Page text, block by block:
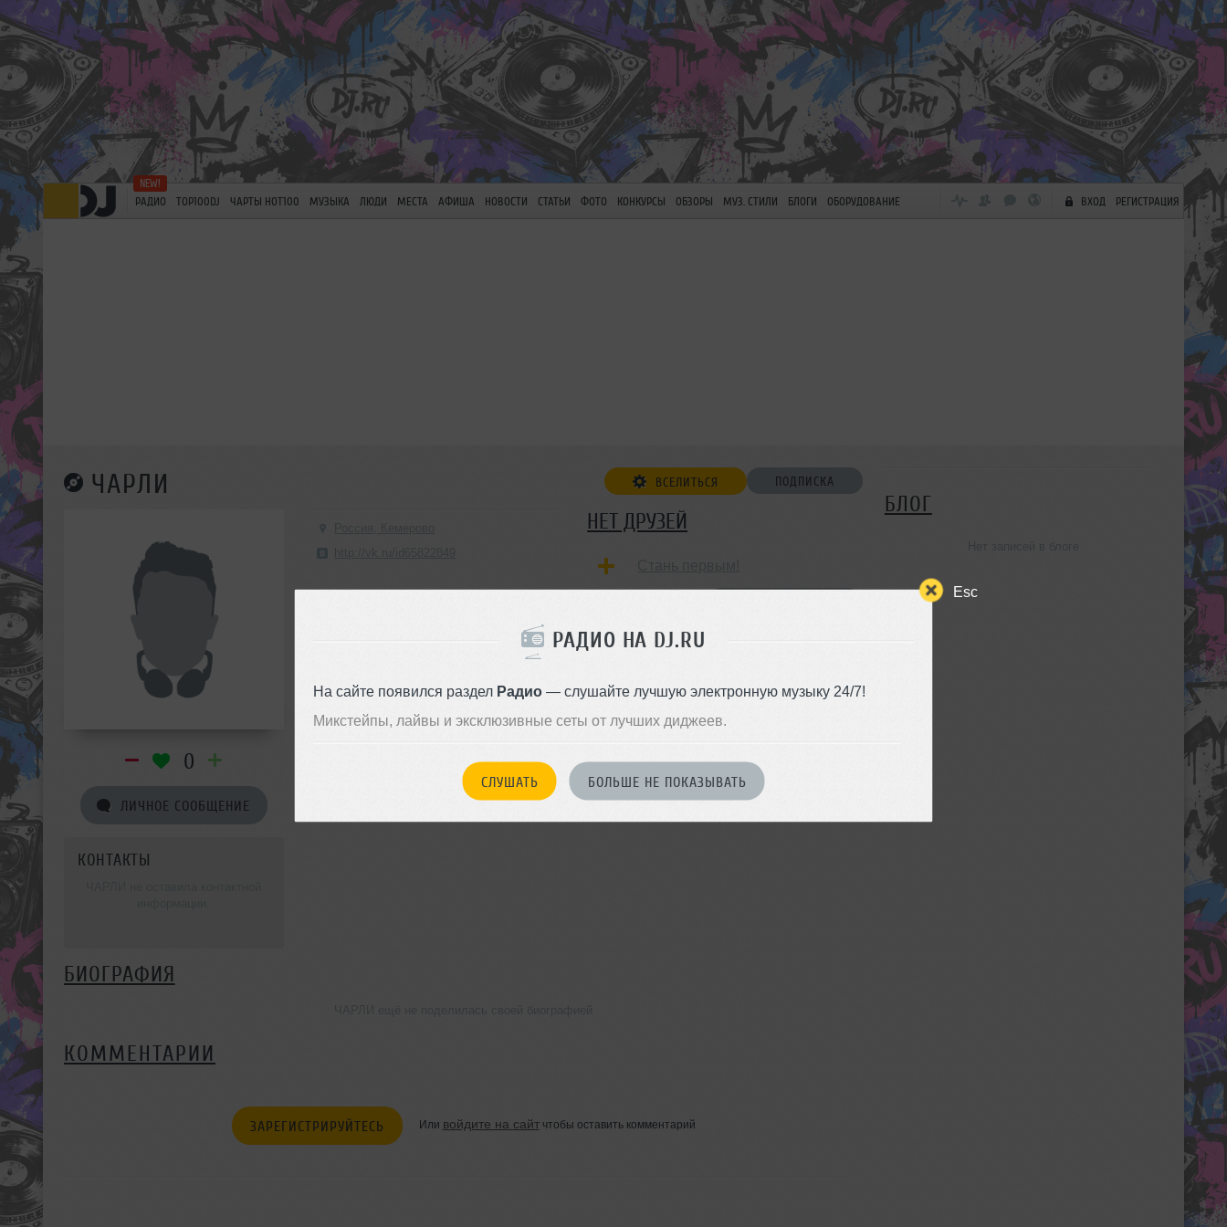
Esc
РАДИО НА DJ.RU
На сайте появился раздел Радио— слушайте лучшую электронную музыку 24/7!
Микстейпы, лайвы и эксклюзивные сеты от лучших диджеев.
СЛУШАТЬ БОЛЬШЕ НЕ ПОКАЗЫВАТЬ
РАДИО TOP100DJ ЧАРТЫ HOT100 МУЗЫКА ЛЮДИ МЕСТА АФИША НОВОСТИ СТАТЬИ ФОТО КОНКУРСЫ ОБЗОРЫ МУЗ. СТИЛИ БЛОГИ ОБОРУДОВАНИЕ ВХОД РЕГИСТРАЦИЯ
ЧАРЛИ ПОДПИСКА
ВСЕЛИТЬСЯ
0
ЛИЧНОЕ СООБЩЕНИЕ
КОНТАКТЫ
НЕТ ДРУЗЕЙ
БИОГРАФИЯ
КОММЕНТАРИИ
ЗАРЕГИСТРИРУЙТЕСЬ Или войдите на сайтчтобы оставить комментарий
БЛОГ